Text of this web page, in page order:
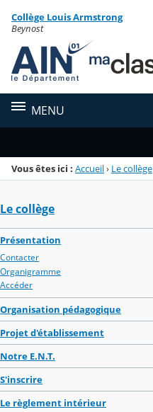
Menu de la rubrique
Contenu
Collège Louis Armstrong
Beynost
MENU
Vous êtes ici : Accueil› Le collège
Le collège
Présentation
Contacter
Organigramme
Accéder
Organisation pédagogique
Projet d'établissement
Notre E.N.T.
S'inscrire
Le règlement intérieur